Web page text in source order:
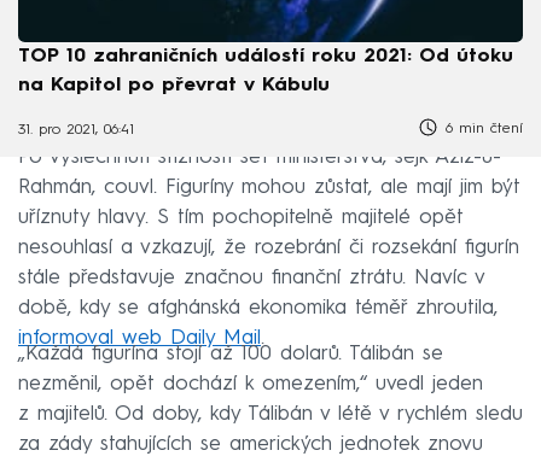
TOP 10 zahraničních událostí roku 2021: Od útoku
na Kapitol po převrat v Kábulu
31. pro 2021, 06:41 6 min čtení
Po vyslechnutí stížností šéf ministerstva, šejk Azíz-u-
Rahmán, couvl. Figuríny mohou zůstat, ale mají jim být
uříznuty hlavy. S tím pochopitelně majitelé opět
nesouhlasí a vzkazují, že rozebrání či rozsekání figurín
stále představuje značnou finanční ztrátu. Navíc v
době, kdy se afghánská ekonomika téměř zhroutila,
informoval web Daily Mail .
„Každá figurína stojí až 100 dolarů. Tálibán se
nezměnil, opět dochází k omezením,“ uvedl jeden
z majitelů. Od doby, kdy Tálibán v létě v rychlém sledu
za zády stahujících se amerických jednotek znovu